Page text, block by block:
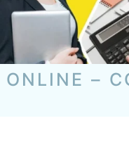
ONLINE –